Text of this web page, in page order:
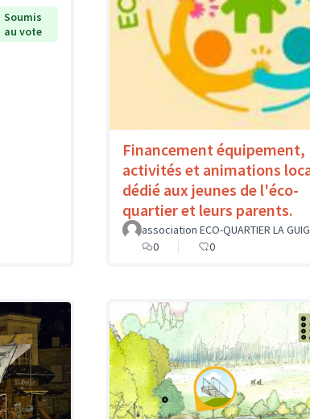
Soumis
au vote
Financement équipement,
activités et animations
dédié aux jeunes de l'éco-
quartier et leurs parents.
association ECO-QUARTIER LA
0
0